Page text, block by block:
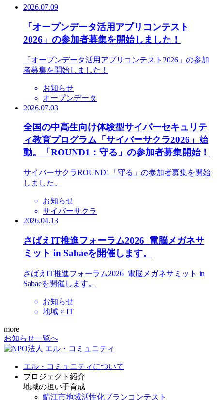
2026.07.09
「オープンデータ活用アプリコンテスト
2026」の参加者募集を開始しました！
「オープンデータ活用アプリコンテスト2026」の参加
者募集を開始しました！
お知らせ
オープンデータ
2026.07.03
全国の中高生向け体験型サイバーセキュリテ
ィ教育プログラム「サイバーサクラ2026」始
動。「ROUND1：守る」の参加者募集開始！
サイバーサクラROUND1「守る」の参加者募集を開始
しました。
お知らせ
サイバーサクラ
2026.04.13
さばえIT推進フォーラム2026_電脳メガネサ
ミット in Sabaeを開催します。
さばえIT推進フォーラム2026_電脳メガネサミット in
Sabaeを開催します。
お知らせ
地域 × IT
more
お知らせ一覧へ
エル・コミュニティについて
プロジェクト紹介
地域の担い手育成
鯖江市地域活性化プランコンテスト